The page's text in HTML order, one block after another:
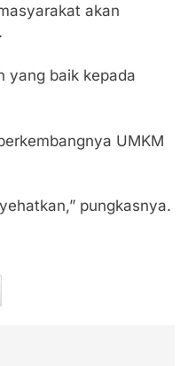
akan
yang baik kepada
UMKM
pungkasnya.